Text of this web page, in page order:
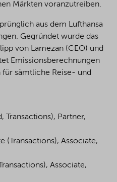
Märkten voranzutreiben.
aus dem Lufthansa
Gegründet wurde das
von Lamezan (CEO) und
Emissionsberechnungen
sämtliche Reise- und
Transactions), Partner,
(Transactions), Associate,
Associate,